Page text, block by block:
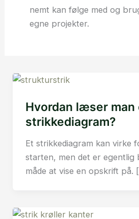
nemt kan følge med og
egne projekter.
Hvordan læser man
strikkediagram?
Et strikkediagram kan virke
starten, men det er egentlig
måde at vise en opskrift på.